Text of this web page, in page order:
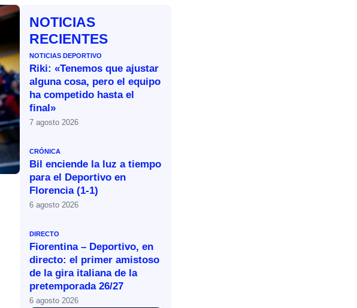
NOTICIAS
RECIENTES
NOTICIAS DEPORTIVO
Riki: «Tenemos que ajustar
alguna cosa, pero el equipo
ha competido hasta el
final»
7 agosto 2026
CRÓNICA
Bil enciende la luz a tiempo
para el Deportivo en
Florencia (1-1)
6 agosto 2026
DIRECTO
Fiorentina – Deportivo, en
directo: el primer amistoso
de la gira italiana de la
pretemporada 26/27
6 agosto 2026